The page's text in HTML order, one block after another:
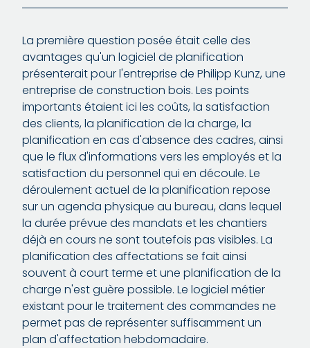
La première question posée était celle des
avantages qu'un logiciel de planification
présenterait pour l'entreprise de Philipp Kunz, une
entreprise de construction bois. Les points
importants étaient ici les coûts, la satisfaction
des clients, la planification de la charge, la
planification en cas d'absence des cadres, ainsi
que le flux d'informations vers les employés et la
satisfaction du personnel qui en découle. Le
déroulement actuel de la planification repose
sur un agenda physique au bureau, dans lequel
la durée prévue des mandats et les chantiers
déjà en cours ne sont toutefois pas visibles. La
planification des affectations se fait ainsi
souvent à court terme et une planification de la
charge n'est guère possible. Le logiciel métier
existant pour le traitement des commandes ne
permet pas de représenter suffisamment un
plan d'affectation hebdomadaire.